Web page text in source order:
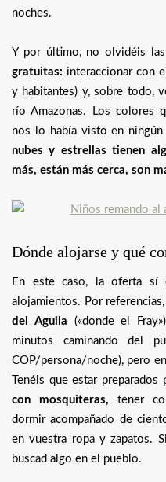
noches.
Y por último, no olvidéis las
gratuitas: interaccionar con
y habitantes) y, sobre todo,
río Amazonas. Los colores
nos lo había visto en
nubes y estrellas tienen
más, están más cerca, son
Dónde alojarse y qué
En este caso, la oferta sí
alojamientos. Por
del Aguila («donde el
minutos caminando del
COP/persona/noche), pero
Tenéis que estar preparados
con mosquiteras, tener
dormir acompañado de
en vuestra ropa y zapatos.
buscad algo en el pueblo.